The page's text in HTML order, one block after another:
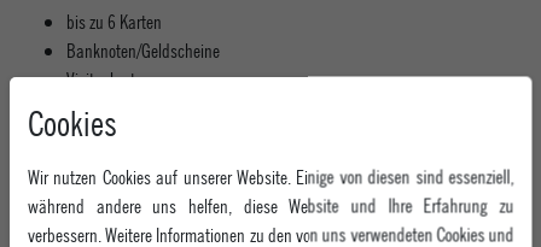
bis zu 6 Karten
Banknoten/Geldscheine
Visitenkarten
Kassenbons
Maße: 68 x 102 x 16 mm
Material: 100% Mischgewebe
MEHR INFORMATIONEN ZUM EU VERANTWORTLICHEN »
Cookies
Wir nutzen Cookies auf unserer Website. Einige von diesen sind essenziell,
während andere uns helfen, diese Website und Ihre Erfahrung zu
verbessern. Weitere Informationen zu den von uns verwendeten Cookies und